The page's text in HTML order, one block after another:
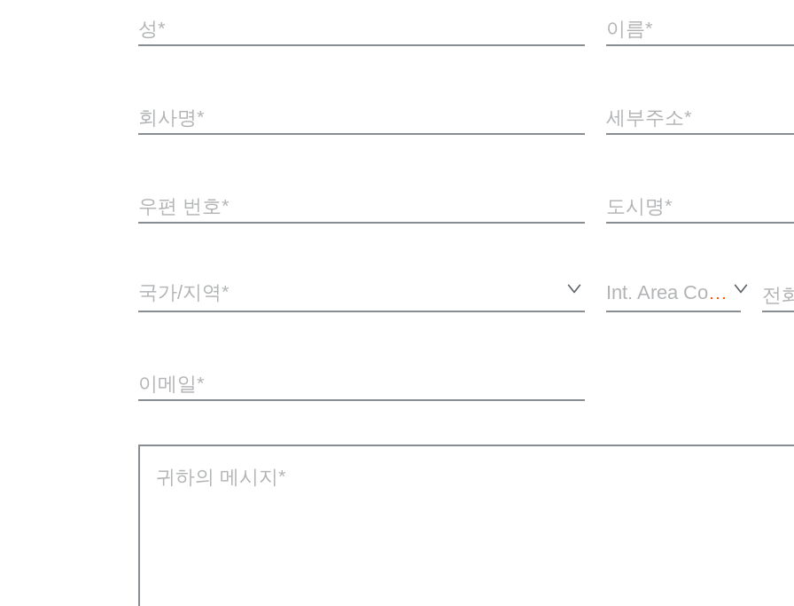
성 이름
회사명 세부주소
우편 번호 도시명
국가/지역* Int. Area Code* 전
이메일
귀하의 메시지